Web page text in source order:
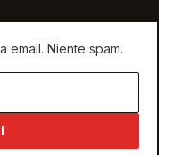
email. Niente spam.